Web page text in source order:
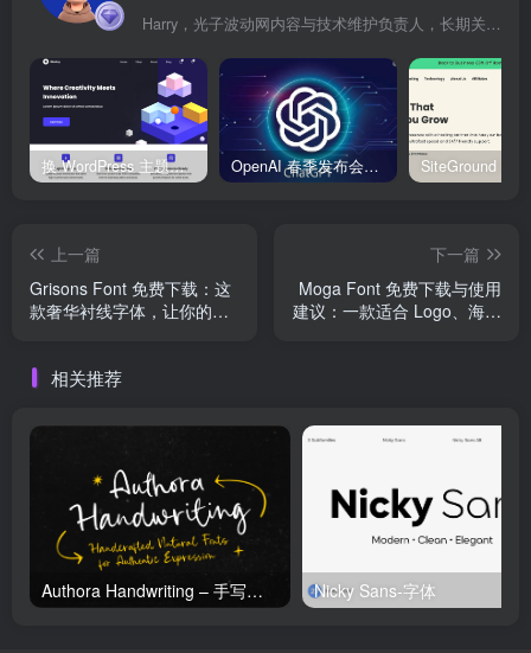
Harry，光子波动网内容与技术维护负责人，长期关注 WordPress、Elementor、WooCommerce、网站报错修复、性能优化、SEO 内容排期与结构化数据优化。擅长把复杂的网站故障拆成可执行的排查步骤，并持续维护 361sale.com 的 WordPress 实战教程知识库。
换 WordPress 主题前先看这份清单：Kadence、Blocksy Pro 与 WoodMart 的实操配置教程 OpenAI 春季发布会：全新 GPT-4o 多模态模型发布，实时互动及免费用户升级全面开启
上一篇
Grisons Font 免费下载：这
款奢华衬线字体，让你的设
下一篇
Moga Font 免费下载与使用
建议：一款适合 Logo、海报
相关推荐
Authora Handwriting – 手写字体 Nicky Sans-字体